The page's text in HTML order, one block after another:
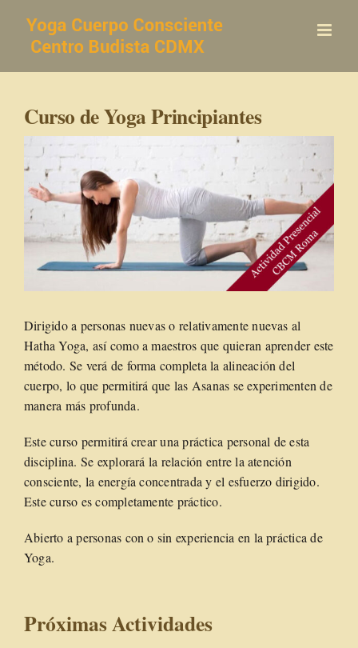
contenido
Curso de Yoga Principiantes
Dirigido a personas nuevas o relativamente nuevas al
Hatha Yoga, así como a maestros que quieran aprender este
método. Se verá de forma completa la alineación del
cuerpo, lo que permitirá que las Asanas se experimenten de
manera más profunda.
Este curso permitirá crear una práctica personal de esta
disciplina. Se explorará la relación entre la atención
consciente, la energía concentrada y el esfuerzo dirigido.
Este curso es completamente práctico.
Abierto a personas con o sin experiencia en la práctica de
Yoga.
Próximas Actividades